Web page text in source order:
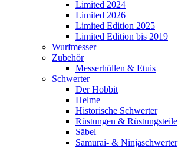
Limited 2024
Limited 2026
Limited Edition 2025
Limited Edition bis 2019
Wurfmesser
Zubehör
Messerhüllen & Etuis
Schwerter
Der Hobbit
Helme
Historische Schwerter
Rüstungen & Rüstungsteile
Säbel
Samurai- & Ninjaschwerter